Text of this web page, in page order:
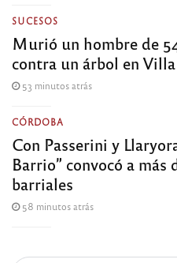
SUCESOS
Murió un hombre de
contra un árbol en
53 minutos atrás
CÓRDOBA
Con Passerini y
Barrio” convocó a más
barriales
58 minutos atrás